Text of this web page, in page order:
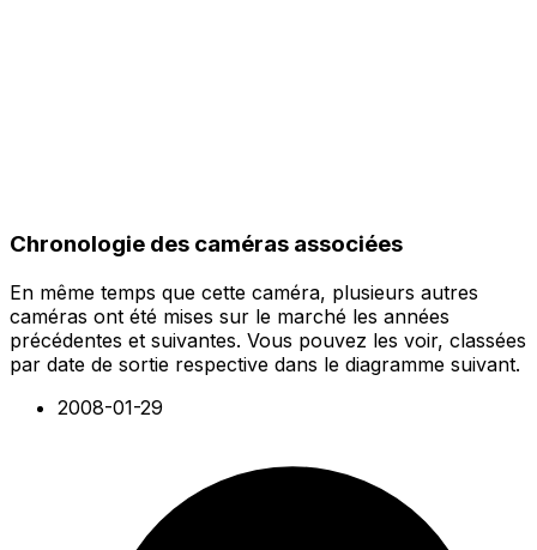
Chronologie des caméras associées
En même temps que cette caméra, plusieurs autres
caméras ont été mises sur le marché les années
précédentes et suivantes. Vous pouvez les voir, classées
par date de sortie respective dans le diagramme suivant.
2008-01-29